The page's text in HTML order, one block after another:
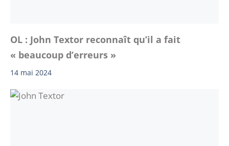
OL : John Textor reconnaît qu’il a fait
« beaucoup d’erreurs »
14 mai 2024